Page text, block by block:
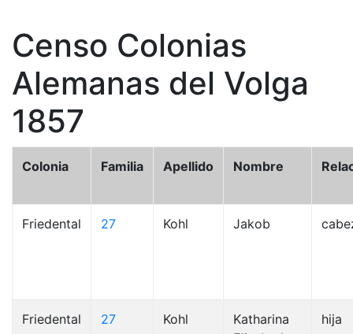
Censo Colonias
Alemanas del Volga
1857
Colonia Familia Apellido Nombre
Friedental 27 Kohl Jakob
Friedental 27 Kohl
Katharina
hija